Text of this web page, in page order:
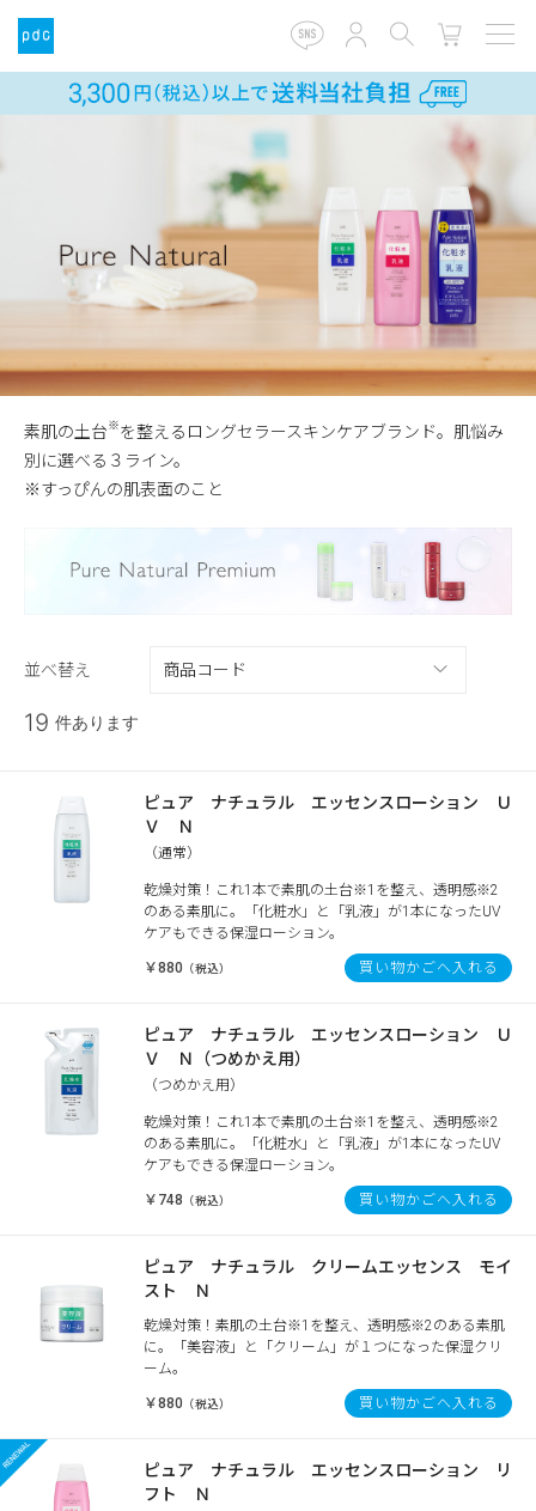
素肌の土台※を整えるロングセラースキンケアブランド。肌悩み
別に選べる３ライン。
※すっぴんの肌表面のこと
並べ替え
19 件あります
ピュア ナチュラル エッセンスローション Ｕ
Ｖ Ｎ
（通常）
乾燥対策！これ1本で素肌の土台※1を整え、透明感※2
のある素肌に。「化粧水」と「乳液」が1本になったUV
ケアもできる保湿ローション。
￥880 （税込） 買い物かごへ入れる
ピュア ナチュラル エッセンスローション Ｕ
Ｖ Ｎ（つめかえ用）
（つめかえ用）
乾燥対策！これ1本で素肌の土台※1を整え、透明感※2
のある素肌に。「化粧水」と「乳液」が1本になったUV
ケアもできる保湿ローション。
￥748 （税込） 買い物かごへ入れる
ピュア ナチュラル クリームエッセンス モイ
スト Ｎ
乾燥対策！素肌の土台※1を整え、透明感※2のある素肌
に。「美容液」と「クリーム」が１つになった保湿クリ
ーム。
￥880 （税込） 買い物かごへ入れる
ピュア ナチュラル エッセンスローション リ
フト Ｎ